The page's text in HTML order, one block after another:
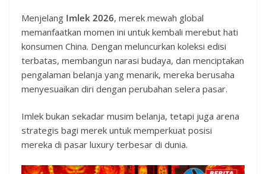
Menjelang Imlek 2026, merek mewah global
memanfaatkan momen ini untuk kembali merebut hati
konsumen China. Dengan meluncurkan koleksi edisi
terbatas, membangun narasi budaya, dan menciptakan
pengalaman belanja yang menarik, mereka berusaha
menyesuaikan diri dengan perubahan selera pasar.
Imlek bukan sekadar musim belanja, tetapi juga arena
strategis bagi merek untuk memperkuat posisi
mereka di pasar luxury terbesar di dunia.